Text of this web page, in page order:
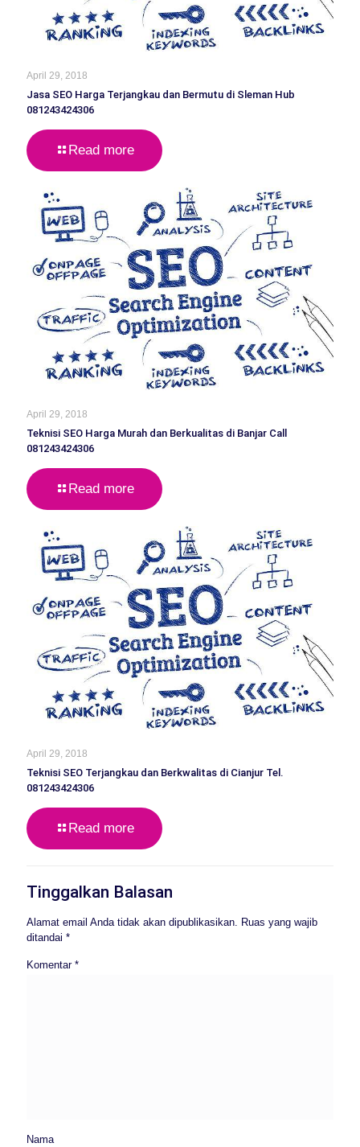
April 29, 2018
Jasa SEO Harga Terjangkau dan Bermutu di Sleman Hub
081243424306
Read more
April 29, 2018
Teknisi SEO Harga Murah dan Berkualitas di Banjar Call
081243424306
Read more
April 29, 2018
Teknisi SEO Terjangkau dan Berkwalitas di Cianjur Tel.
081243424306
Read more
Tinggalkan Balasan
Alamat email Anda tidak akan dipublikasikan. Ruas yang wajib
ditandai *
Komentar *
Nama